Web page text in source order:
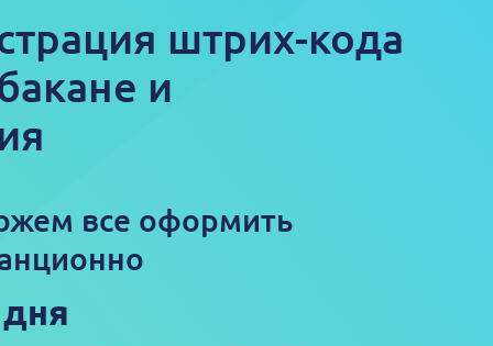
штрих-кода
и
все оформить